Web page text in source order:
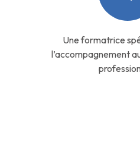
Une formatrice
l’accompagnement